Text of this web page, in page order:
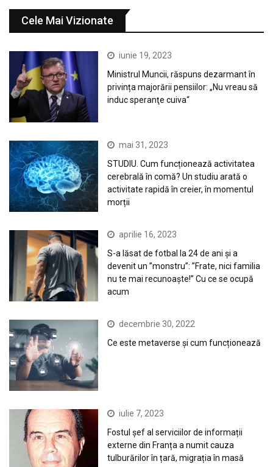
Cele Mai Vizionate
iunie 19, 2023
Ministrul Muncii, răspuns dezarmant în
privința majorării pensiilor: „Nu vreau să
induc speranţe cuiva“
mai 31, 2023
STUDIU. Cum funcționează activitatea
cerebrală în comă? Un studiu arată o
activitate rapidă în creier, în momentul
morții
aprilie 16, 2023
S-a lăsat de fotbal la 24 de ani și a
devenit un ”monstru”: ”Frate, nici familia
nu te mai recunoaște!” Cu ce se ocupă
acum
decembrie 30, 2022
Ce este metaverse și cum funcționează
iulie 7, 2023
Fostul șef al serviciilor de informații
externe din Franța a numit cauza
tulburărilor în țară, migrația în masă